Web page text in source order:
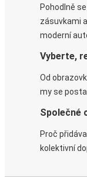
Pohodlně
zásuvkami
moderní
Vyberte,
Od
my se
Společné
Proč
kolektivní